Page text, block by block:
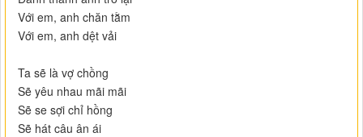
Với em, anh chăn tằm
Với em, anh dệt vải
Ta sẽ là vợ chồng
Sẽ yêu nhau mãi mãi
Sẽ se sợi chỉ hồng
Sẽ hát câu ân ái